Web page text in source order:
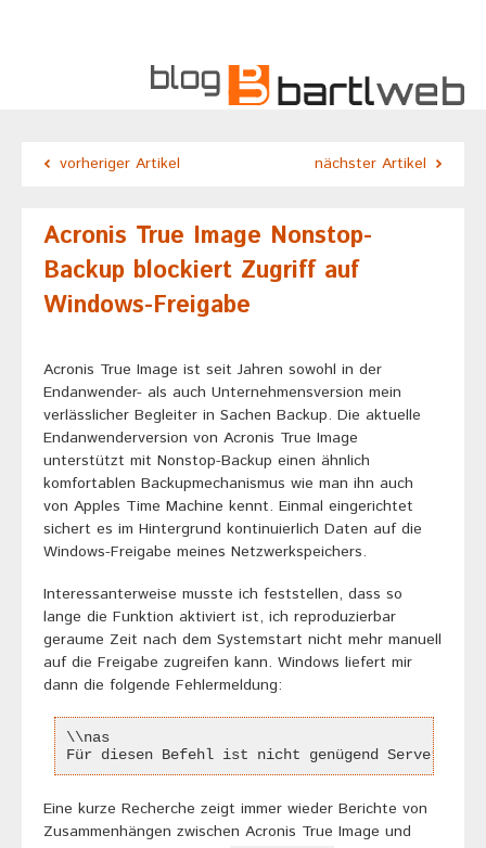
nächster Artikel
vorheriger Artikel
Acronis True Image Nonstop-
Backup blockiert Zugriff auf
Windows-Freigabe
Acronis True Image ist seit Jahren sowohl in der
Endanwender- als auch Unternehmensversion mein
verlässlicher Begleiter in Sachen Backup. Die aktuelle
Endanwenderversion von Acronis True Image
unterstützt mit Nonstop-Backup einen ähnlich
komfortablen Backupmechanismus wie man ihn auch
von Apples Time Machine kennt. Einmal eingerichtet
sichert es im Hintergrund kontinuierlich Daten auf die
Windows-Freigabe meines Netzwerkspeichers.
Interessanterweise musste ich feststellen, dass so
lange die Funktion aktiviert ist, ich reproduzierbar
geraume Zeit nach dem Systemstart nicht mehr manuell
auf die Freigabe zugreifen kann. Windows liefert mir
dann die folgende Fehlermeldung:
\\nas
Für diesen Befehl ist nicht genügend
Eine kurze Recherche zeigt immer wieder Berichte von
Zusammenhängen zwischen Acronis True Image und